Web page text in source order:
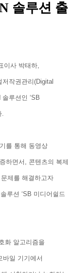
솔루션 출
이사 박태하
저작권관리(Digital
솔루션인 ‘SB
를 통해 동영상
하면서 콘텐츠의 복제
문제를 해결하고자
솔루션 ‘SB 미디어쉴드
화 알고리즘을
바일 기기에서